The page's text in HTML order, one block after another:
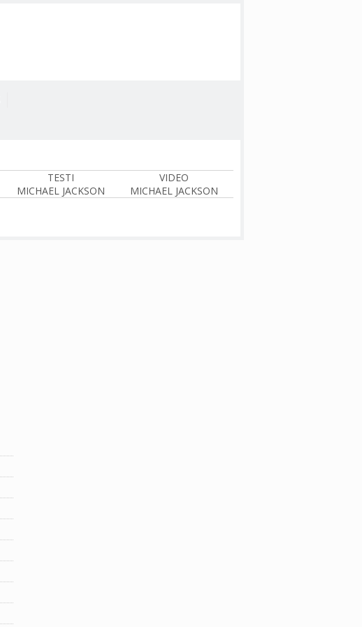
TESTI
MICHAEL JACKSON
VIDEO
MICHAEL JACKSON